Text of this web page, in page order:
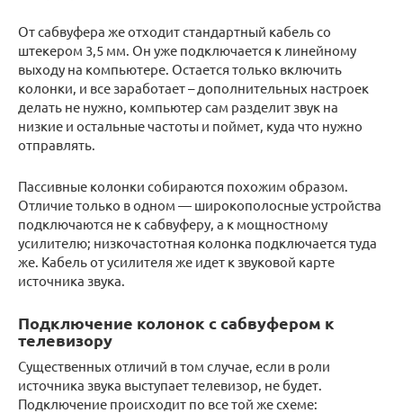
От сабвуфера же отходит стандартный кабель со
штекером 3,5 мм. Он уже подключается к линейному
выходу на компьютере. Остается только включить
колонки, и все заработает – дополнительных настроек
делать не нужно, компьютер сам разделит звук на
низкие и остальные частоты и поймет, куда что нужно
отправлять.
Пассивные колонки собираются похожим образом.
Отличие только в одном — широкополосные устройства
подключаются не к сабвуферу, а к мощностному
усилителю; низкочастотная колонка подключается туда
же. Кабель от усилителя же идет к звуковой карте
источника звука.
Подключение колонок с сабвуфером к
телевизору
Существенных отличий в том случае, если в роли
источника звука выступает телевизор, не будет.
Подключение происходит по все той же схеме: